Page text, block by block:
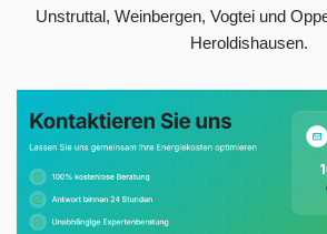
Unstruttal, Weinbergen, Vogtei und
Heroldishausen.